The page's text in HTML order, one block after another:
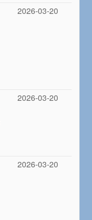
2026-03-20
2026-03-20
2026-03-20